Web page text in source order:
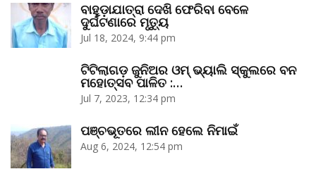
ବାହୁଡ଼ାଯାତ୍ରା ଦେଖି ଫେରିବା ବେଳେ
ଦୁର୍ଘଟଣାରେ ମୃତ୍ୟୁ
Jul 18, 2024, 9:44 pm
ଟିଟିଲାଗଡ଼ ଜୁନିଅର ଓମ୍‌ ଭ୍ୟାଲି ସ୍କୁଲରେ ବନ
ମହୋତ୍ସବ ପାଳିତ :…
Jul 7, 2023, 12:34 pm
ପଞ୍ଚଭୂତରେ ଲୀନ ହେଲେ ନିମାଇଁ
Aug 6, 2024, 12:54 pm